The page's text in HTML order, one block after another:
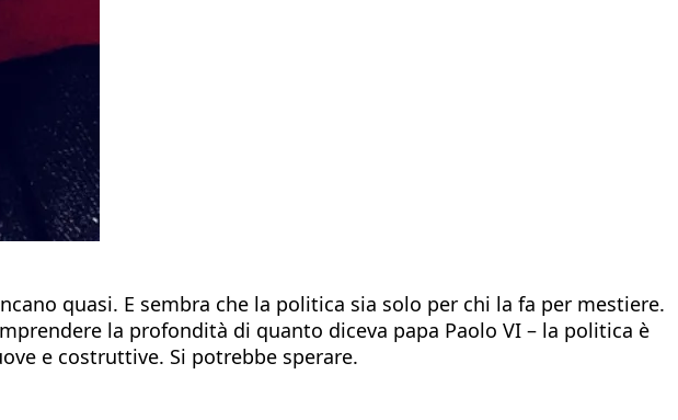
quasi. E sembra che la politica sia solo per chi la fa per mestiere.
la profondità di quanto diceva papa Paolo VI – la politica è
e costruttive. Si potrebbe sperare.